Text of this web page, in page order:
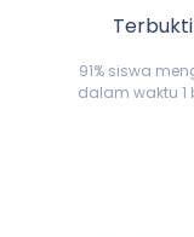
91% siswa
dalam waktu 1